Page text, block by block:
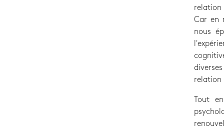
relation
Car en
nous
relation
Tout